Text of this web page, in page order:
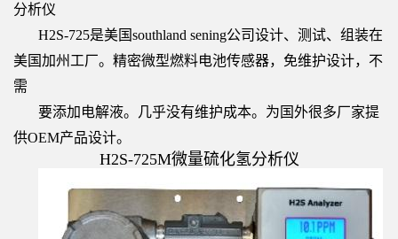
分析仪
H2S-725是美国southland sening公司设计、测试、组装在
美国加州工厂。精密微型燃料电池传感器，免维护设计，不
需
要添加 电解液。几乎没有维护成本。为国外很多厂家提
供OEM产品设计。
H2S-725M微量硫化氢分析仪